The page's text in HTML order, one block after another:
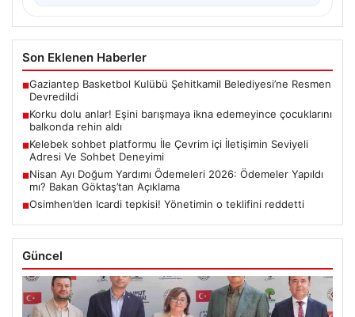
Son Eklenen Haberler
■Gaziantep Basketbol Kulübü Şehitkamil Belediyesi’ne Resmen
Devredildi
■Korku dolu anlar! Eşini barışmaya ikna edemeyince çocuklarını
balkonda rehin aldı
■Kelebek sohbet platformu İle Çevrim içi İletişimin Seviyeli
Adresi Ve Sohbet Deneyimi
■Nisan Ayı Doğum Yardımı Ödemeleri 2026: Ödemeler Yapıldı
mı? Bakan Göktaş’tan Açıklama
■Osimhen’den Icardi tepkisi! Yönetimin o teklifini reddetti
Güncel